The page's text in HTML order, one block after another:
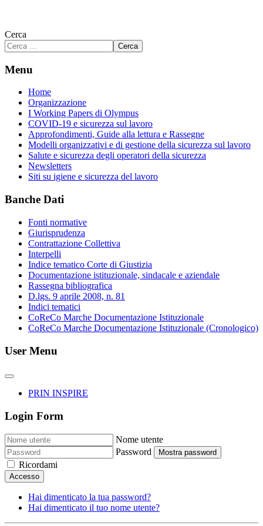
Cerca
Cerca
Menu
Home
Organizzazione
I Working Papers di Olympus
COVID-19 e sicurezza sul lavoro
Approfondimenti, Guide alla lettura e Rassegne
Modelli organizzativi e di gestione della sicurezza sul lavoro
Salute e sicurezza degli operatori della sicurezza
Newsletters
Siti su igiene e sicurezza del lavoro
Banche Dati
Fonti normative
Giurisprudenza
Contrattazione Collettiva
Interpelli
Indice tematico Corte di Giustizia
Documentazione istituzionale, sindacale e aziendale
Rassegna bibliografica
D.lgs. 9 aprile 2008, n. 81
Indici tematici
CoReCo Marche Documentazione Istituzionale
CoReCo Marche Documentazione Istituzionale (Cronologico)
User Menu
PRIN INSPIRE
Login Form
Nome utente
Password
Mostra password
Ricordami
Accesso
Hai dimenticato la tua password?
Hai dimenticato il tuo nome utente?